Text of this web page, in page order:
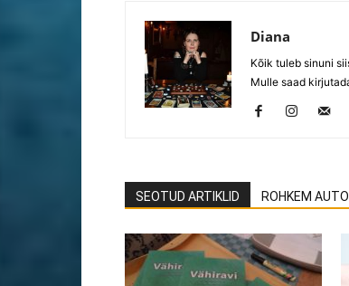
Diana
Kõik tuleb sinuni
Mulle saad
SEOTUD ARTIKLID ROHKEM